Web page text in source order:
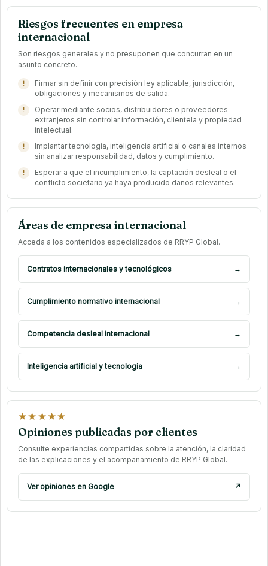
Riesgos frecuentes en empresa
internacional
Son riesgos generales y no presuponen que concurran en un
asunto concreto.
Firmar sin definir con precisión ley aplicable, jurisdicción,
obligaciones y mecanismos de salida.
Operar mediante socios, distribuidores o proveedores
extranjeros sin controlar información, clientela y propiedad
intelectual.
Implantar tecnología, inteligencia artificial o canales internos
sin analizar responsabilidad, datos y cumplimiento.
Esperar a que el incumplimiento, la captación desleal o el
conflicto societario ya haya producido daños relevantes.
Áreas de empresa internacional
Acceda a los contenidos especializados de RRYP Global.
Contratos internacionales y tecnológicos →
Cumplimiento normativo internacional →
Competencia desleal internacional →
Inteligencia artificial y tecnología →
★★★★★
Opiniones publicadas por clientes
Consulte experiencias compartidas sobre la atención, la claridad
de las explicaciones y el acompañamiento de RRYP Global.
Ver opiniones en Google ↗